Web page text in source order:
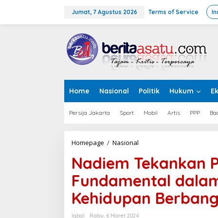
Jumat, 7 Agustus 2026 Terms of Service
Home Nasional Politik Hukum
Persija Jakarta Sport Mobil Artis PPP
Homepage / Nasional
d
i
e
m
T
e
Nadiem Tekankan
Fundamental
Kehidupan
Iqbal
Rabu, 6 Maret 2024